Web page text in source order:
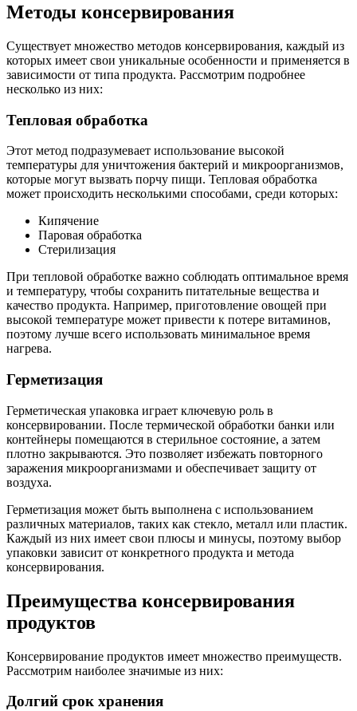
Методы консервирования
Существует множество методов консервирования, каждый из
которых имеет свои уникальные особенности и применяется в
зависимости от типа продукта. Рассмотрим подробнее
несколько из них:
Тепловая обработка
Этот метод подразумевает использование высокой
температуры для уничтожения бактерий и микроорганизмов,
которые могут вызвать порчу пищи. Тепловая обработка
может происходить несколькими способами, среди которых:
Кипячение
Паровая обработка
Стерилизация
При тепловой обработке важно соблюдать оптимальное время
и температуру, чтобы сохранить питательные вещества и
качество продукта. Например, приготовление овощей при
высокой температуре может привести к потере витаминов,
поэтому лучше всего использовать минимальное время
нагрева.
Герметизация
Герметическая упаковка играет ключевую роль в
консервировании. После термической обработки банки или
контейнеры помещаются в стерильное состояние, а затем
плотно закрываются. Это позволяет избежать повторного
заражения микроорганизмами и обеспечивает защиту от
воздуха.
Герметизация может быть выполнена с использованием
различных материалов, таких как стекло, металл или пластик.
Каждый из них имеет свои плюсы и минусы, поэтому выбор
упаковки зависит от конкретного продукта и метода
консервирования.
Преимущества консервирования
продуктов
Консервирование продуктов имеет множество преимуществ.
Рассмотрим наиболее значимые из них:
Долгий срок хранения